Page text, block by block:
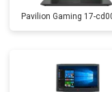
Pavilion Gaming 17-